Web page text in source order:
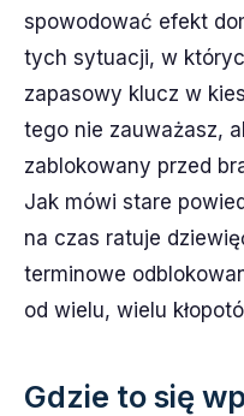
spowodować efekt
tych sytuacji, w
zapasowy klucz w
tego nie zauważasz,
zablokowany przed
Jak mówi stare
na czas ratuje
terminowe
od wielu, wielu
Gdzie to się